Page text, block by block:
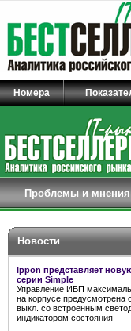
Номера
Проблемы и мнения
Новости
Ippon представляет
серии Simple
Управление ИБП
на корпусе предусмотрена
выкл. со встроенным
индикатором состояния